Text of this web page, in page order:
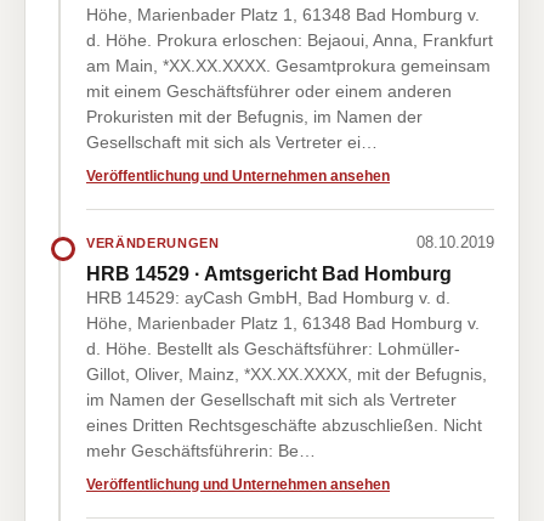
Höhe, Marienbader Platz 1, 61348 Bad Homburg v.
d. Höhe. Prokura erloschen: Bejaoui, Anna, Frankfurt
am Main, *XX.XX.XXXX. Gesamtprokura gemeinsam
mit einem Geschäftsführer oder einem anderen
Prokuristen mit der Befugnis, im Namen der
Gesellschaft mit sich als Vertreter ei…
Veröffentlichung und Unternehmen ansehen
VERÄNDERUNGEN 08.10.2019
HRB 14529 · Amtsgericht Bad Homburg
HRB 14529: ayCash GmbH, Bad Homburg v. d.
Höhe, Marienbader Platz 1, 61348 Bad Homburg v.
d. Höhe. Bestellt als Geschäftsführer: Lohmüller-
Gillot, Oliver, Mainz, *XX.XX.XXXX, mit der Befugnis,
im Namen der Gesellschaft mit sich als Vertreter
eines Dritten Rechtsgeschäfte abzuschließen. Nicht
mehr Geschäftsführerin: Be…
Veröffentlichung und Unternehmen ansehen